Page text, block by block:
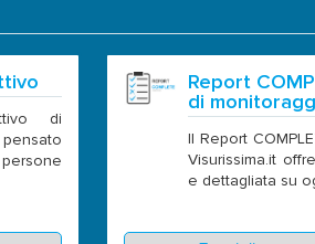
di
Report
di
Il Report
Visurissima.it
e dettagliata su